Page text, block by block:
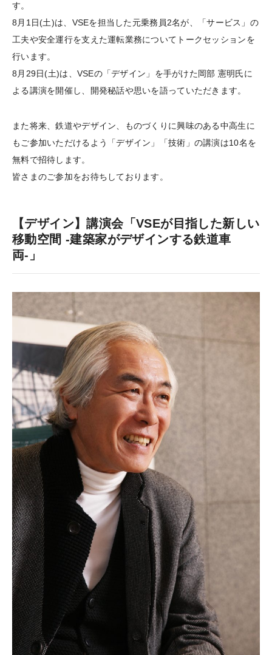
す。
8月1日(土)は、VSEを担当した元乗務員2名が、「サービス」の
工夫や安全運行を支えた運転業務についてトークセッションを
行います。
8月29日(土)は、VSEの「デザイン」を手がけた岡部 憲明氏に
よる講演を開催し、開発秘話や思いを語っていただきます。
また将来、鉄道やデザイン、ものづくりに興味のある中高生に
もご参加いただけるよう「デザイン」「技術」の講演は10名を
無料で招待します。
皆さまのご参加をお待ちしております。
【デザイン】講演会「VSEが目指した新しい
移動空間 -建築家がデザインする鉄道車
両-」